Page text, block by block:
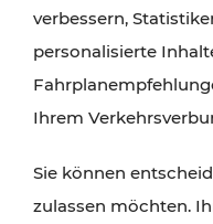
verbessern,
personalisierte
Ihrem
Sie können
zulassen möchten.